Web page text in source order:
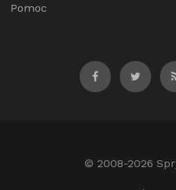
Pomoc
© 2008-2026